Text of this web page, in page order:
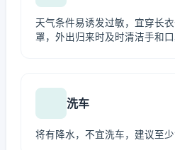
天气条件易诱发过敏，宜穿长
罩，外出归来时及时清洁手和口
洗车
将有降水，不宜洗车，建议至少